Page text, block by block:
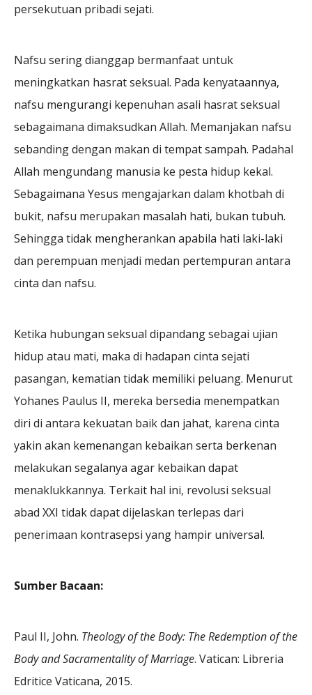
persekutuan pribadi sejati.
Nafsu sering dianggap bermanfaat untuk
meningkatkan hasrat seksual. Pada kenyataannya,
nafsu mengurangi kepenuhan asali hasrat seksual
sebagaimana dimaksudkan Allah. Memanjakan nafsu
sebanding dengan makan di tempat sampah. Padahal
Allah mengundang manusia ke pesta hidup kekal.
Sebagaimana Yesus mengajarkan dalam khotbah di
bukit, nafsu merupakan masalah hati, bukan tubuh.
Sehingga tidak mengherankan apabila hati laki-laki
dan perempuan menjadi medan pertempuran antara
cinta dan nafsu.
Ketika hubungan seksual dipandang sebagai ujian
hidup atau mati, maka di hadapan cinta sejati
pasangan, kematian tidak memiliki peluang. Menurut
Yohanes Paulus II, mereka bersedia menempatkan
diri di antara kekuatan baik dan jahat, karena cinta
yakin akan kemenangan kebaikan serta berkenan
melakukan segalanya agar kebaikan dapat
menaklukkannya. Terkait hal ini, revolusi seksual
abad XXI tidak dapat dijelaskan terlepas dari
penerimaan kontrasepsi yang hampir universal.
Sumber Bacaan:
Paul II, John. Theology of the Body: The Redemption of the
Body and Sacramentality of Marriage. Vatican: Libreria
Edritice Vaticana, 2015.